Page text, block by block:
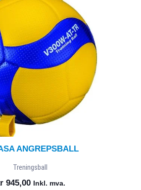
ANGREPSBALL
Treningsball
945,00 Inkl. mva.